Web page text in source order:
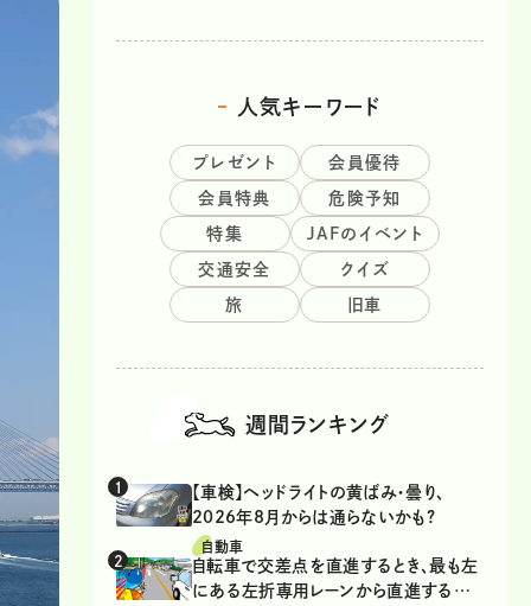
人気キーワード
プレゼント 会員優待
会員特典 危険予知
特集 JAFのイベント
交通安全 クイズ
旅 旧車
週間ランキング
【車検】ヘッドライトの黄ばみ・曇り、
2026年8月からは通らないかも?
自動車
自転車で交差点を直進するとき、最も左
にある左折専用レーンから直進するの